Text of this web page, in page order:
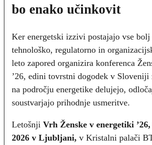
bo enako učinkovit
Ker energetski izzivi postajajo vse
tehnološko, regulatorno in
leto zapored organizira konferenca
’26, edini tovrstni dogodek v Sloveniji
na področju energetike delujejo,
soustvarjajo prihodnje usmeritve.
Letošnji Vrh Ženske v energetiki ’26,
2026 v Ljubljani, v Kristalni palači